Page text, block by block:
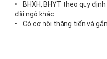
• BHXH, BHYT theo quy
đãi ngộ khác.
• Có cơ hội thăng tiến và